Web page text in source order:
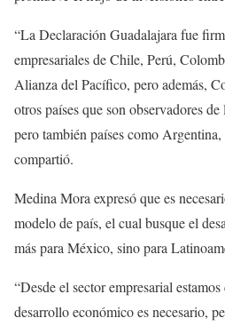
“La Declaración Guadalajara fue
empresariales de Chile, Perú,
Alianza del Pacífico, pero además,
otros países que son observadores
pero también países como
compartió.
Medina Mora expresó que es
modelo de país, el cual busque el
más para México, sino para
“Desde el sector empresarial
desarrollo económico es necesario,